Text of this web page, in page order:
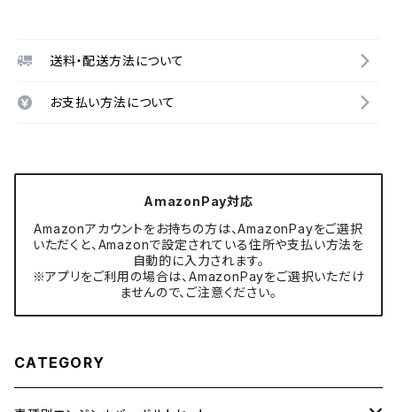
送料・配送方法について
お支払い方法について
AmazonPay対応
Amazonアカウントをお持ちの方は、AmazonPayをご選択
いただくと、Amazonで設定されている住所や支払い方法を
自動的に入力されます。
※アプリをご利用の場合は、AmazonPayをご選択いただけ
ませんので、ご注意ください。
CATEGORY